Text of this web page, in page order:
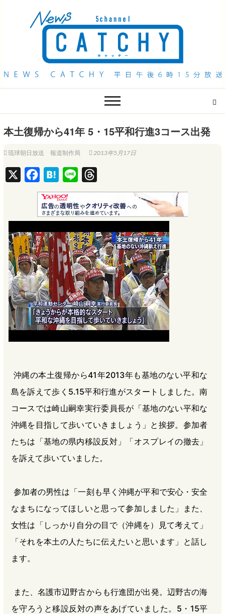
QAB NEWS Headline
本土復帰から41年 5・15平和行進3コース出発
琉球朝日放送 報道制作局 2013年5月17日
a
c
e
b
o
o
k
H
a
t
e
n
a
i
n
e
h
r
e
a
d
s
沖縄の本土復帰から41年2013年も基地のない平和な
島を訴えて歩く5.15平和行進がスタートしました。南
コースでは崎山嗣幸実行委員長が「基地のない平和な
沖縄を目指して歩いていきましょう」と挨拶。参加者
たちは「基地の県内移設反対」「オスプレイの撤去」
を訴えて歩いていました。
参加者の男性は「一刻も早く沖縄が平和で安心・安全
なまちになってほしいと思って参加しました」また、
女性は「しっかり自分の目で（沖縄を）見て考えて」
「それを本土の人たちに伝えたいと思います」と話し
ます。
また、名護市辺野古からも行進団が出発。辺野古の海
を守ろうと移設反対の声をあげていました。5・15平